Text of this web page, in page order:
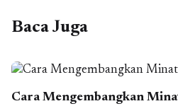
Baca Juga
Cara Mengembangkan